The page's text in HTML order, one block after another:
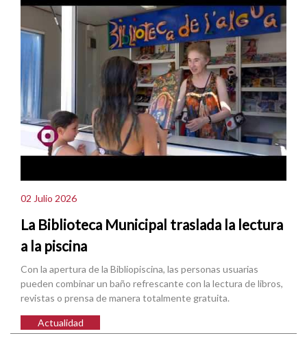
02 Julio 2026
La Biblioteca Municipal traslada la lectura
a la piscina
Con la apertura de la Bibliopiscina, las personas usuarias
pueden combinar un baño refrescante con la lectura de libros,
revistas o prensa de manera totalmente gratuita.
Actualidad